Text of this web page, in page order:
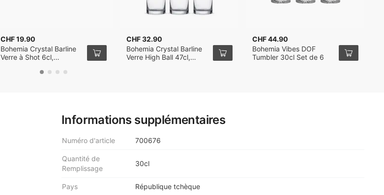
Informations supplémentaires
Numéro d'article 700676
Quantité de
Remplissage
30cl
Pays République tchèque
CHF 19.90
Bohemia Crystal Barline
Verre à Shot 6cl,
CHF 32.90
Bohemia Crystal Barline
Verre High Ball 47cl,
CHF 44.90
Bohemia Vibes DOF
Tumbler 30cl Set de 6